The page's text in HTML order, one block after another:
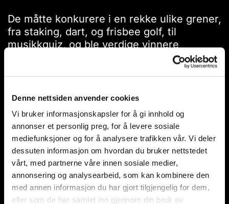
Denne nettsiden anvender cookies
Vi bruker informasjonskapsler for å gi innhold og
annonser et personlig preg, for å levere sosiale
mediefunksjoner og for å analysere trafikken vår. Vi deler
dessuten informasjon om hvordan du bruker nettstedet
vårt, med partnerne våre innen sosiale medier,
annonsering og analysearbeid, som kan kombinere den
med annen informasjon du har gjort tilgjengelig for dem,
eller som de har samlet inn gjennom din bruk av
De måtte konkurere i en rekke ulike grener,
fra staking, dart, og frisbee golf, til
musikkquiz, og ble verdige vinnere
første bilde i galleriet):
Mats Aune, Stena Recycling
Orkanger/Hommelvik
Ingar Grøssland, Oddvar Øygard AS
Dag Norli, Stena Recycling
Kjell Nøss, Steinkjer Agenturforretning
Bilde nummer tre:
I tillegg ble det arrangert en individuell